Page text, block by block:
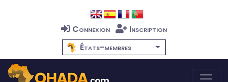
Connexion
Inscription
États-membres